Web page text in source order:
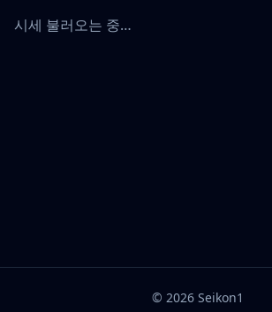
시세 불러오는 중…
© 2026 Seikon1